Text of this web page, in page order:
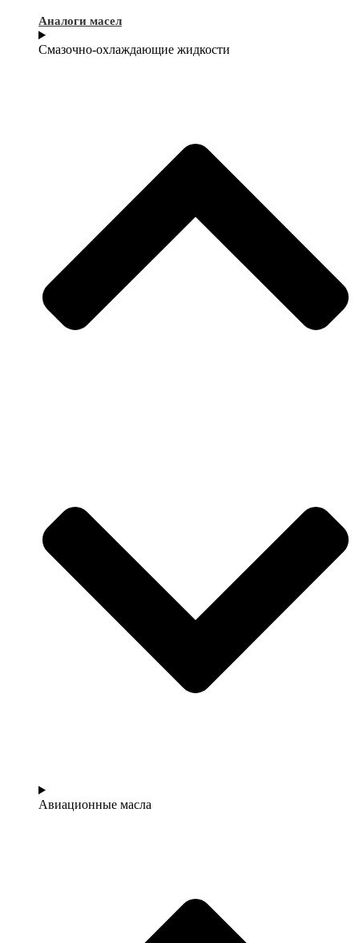
Аналоги масел
Смазочно-охлаждающие жидкости
Авиационные масла